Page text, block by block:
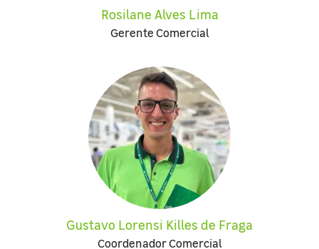
Rosilane Alves Lima
Gerente Comercial
Gustavo Lorensi Killes de Fraga
Coordenador Comercial